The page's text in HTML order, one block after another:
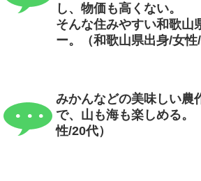
し、物価も高くない。
そんな住みやすい和歌山
ー。（和歌山県出身/女性/
みかんなどの美味しい農
で、山も海も楽しめる。
性/20代）